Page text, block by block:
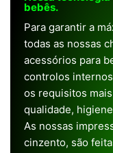
bebês.
Para garantir a
todas as nossas
acessórios para
controlos
os requisitos
qualidade,
As nossas
cinzento, são